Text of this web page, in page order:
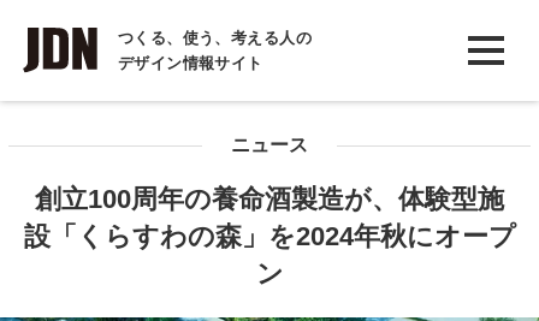
つくる、使う、考える人の
デザイン情報サイト
INTERVIEW
インタビュー
COLUMN
ニュース
創立100周年の養命酒製造が、体験型施
設「くらすわの森」を2024年秋にオープ
ン